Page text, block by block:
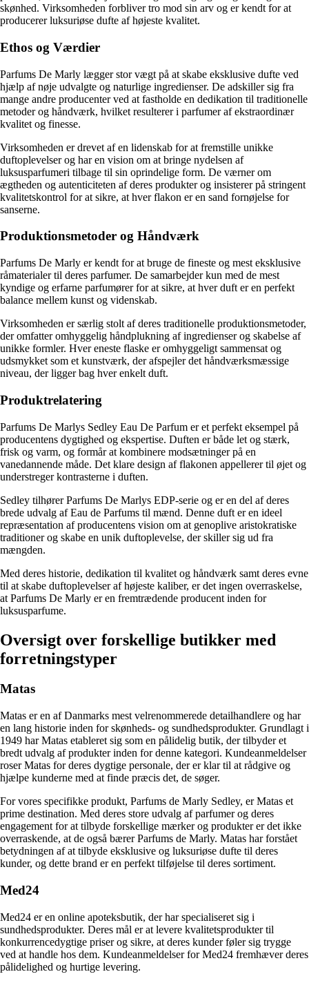
skønhed. Virksomheden forbliver tro mod sin arv og er kendt for at
producerer luksuriøse dufte af højeste kvalitet.
Ethos og Værdier
Parfums De Marly lægger stor vægt på at skabe eksklusive dufte ved
hjælp af nøje udvalgte og naturlige ingredienser. De adskiller sig fra
mange andre producenter ved at fastholde en dedikation til traditionelle
metoder og håndværk, hvilket resulterer i parfumer af ekstraordinær
kvalitet og finesse.
Virksomheden er drevet af en lidenskab for at fremstille unikke
duftoplevelser og har en vision om at bringe nydelsen af
luksusparfumeri tilbage til sin oprindelige form. De værner om
ægtheden og autenticiteten af deres produkter og insisterer på stringent
kvalitetskontrol for at sikre, at hver flakon er en sand fornøjelse for
sanserne.
Produktionsmetoder og Håndværk
Parfums De Marly er kendt for at bruge de fineste og mest eksklusive
råmaterialer til deres parfumer. De samarbejder kun med de mest
kyndige og erfarne parfumører for at sikre, at hver duft er en perfekt
balance mellem kunst og videnskab.
Virksomheden er særlig stolt af deres traditionelle produktionsmetoder,
der omfatter omhyggelig håndplukning af ingredienser og skabelse af
unikke formler. Hver eneste flaske er omhyggeligt sammensat og
udsmykket som et kunstværk, der afspejler det håndværksmæssige
niveau, der ligger bag hver enkelt duft.
Produktrelatering
Parfums De Marlys Sedley Eau De Parfum er et perfekt eksempel på
producentens dygtighed og ekspertise. Duften er både let og stærk,
frisk og varm, og formår at kombinere modsætninger på en
vanedannende måde. Det klare design af flakonen appellerer til øjet og
understreger kontrasterne i duften.
Sedley tilhører Parfums De Marlys EDP-serie og er en del af deres
brede udvalg af Eau de Parfums til mænd. Denne duft er en ideel
repræsentation af producentens vision om at genoplive aristokratiske
traditioner og skabe en unik duftoplevelse, der skiller sig ud fra
mængden.
Med deres historie, dedikation til kvalitet og håndværk samt deres evne
til at skabe duftoplevelser af højeste kaliber, er det ingen overraskelse,
at Parfums De Marly er en fremtrædende producent inden for
luksusparfume.
Oversigt over forskellige butikker med
forretningstyper
Matas
Matas er en af Danmarks mest velrenommerede detailhandlere og har
en lang historie inden for skønheds- og sundhedsprodukter. Grundlagt i
1949 har Matas etableret sig som en pålidelig butik, der tilbyder et
bredt udvalg af produkter inden for denne kategori. Kundeanmeldelser
roser Matas for deres dygtige personale, der er klar til at rådgive og
hjælpe kunderne med at finde præcis det, de søger.
For vores specifikke produkt, Parfums de Marly Sedley, er Matas et
prime destination. Med deres store udvalg af parfumer og deres
engagement for at tilbyde forskellige mærker og produkter er det ikke
overraskende, at de også bærer Parfums de Marly. Matas har forstået
betydningen af at tilbyde eksklusive og luksuriøse dufte til deres
kunder, og dette brand er en perfekt tilføjelse til deres sortiment.
Med24
Med24 er en online apoteksbutik, der har specialiseret sig i
sundhedsprodukter. Deres mål er at levere kvalitetsprodukter til
konkurrencedygtige priser og sikre, at deres kunder føler sig trygge
ved at handle hos dem. Kundeanmeldelser for Med24 fremhæver deres
pålidelighed og hurtige levering.